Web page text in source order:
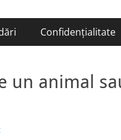
Confidențialitate
un animal